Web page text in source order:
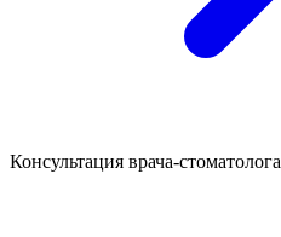
Консультация врача-стоматолога